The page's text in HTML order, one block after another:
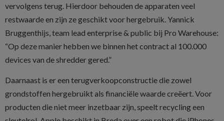
vervolgens terug. Hierdoor behouden de apparaten veel
restwaarde en zijn ze geschikt voor hergebruik. Yannick
Bruggenthijs, team lead enterprise & public bij Pro Warehouse:
“Op deze manier hebben we binnen het contract al 100.000
devices van de shredder gered.”
Daarnaast is er een terugverkoopconstructie die zowel
grondstoffen hergebruikt als financiële waarde creëert. Voor
producten die niet meer inzetbaar zijn, speelt recycling een